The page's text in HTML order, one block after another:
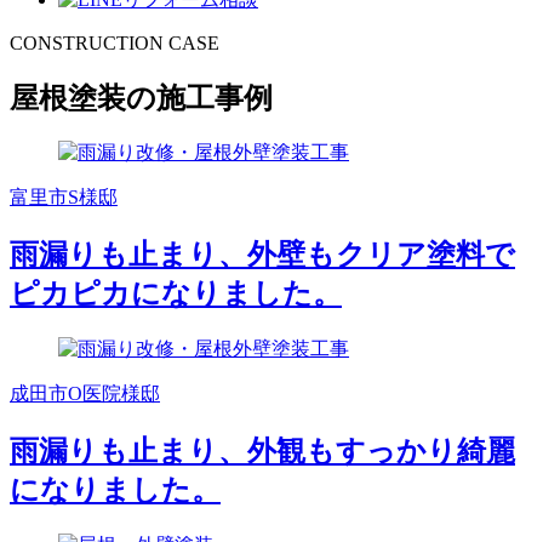
CONSTRUCTION CASE
屋根塗装の施工事例
富里市S様邸
雨漏りも止まり、外壁もクリア塗料で
ピカピカになりました。
成田市O医院様邸
雨漏りも止まり、外観もすっかり綺麗
になりました。